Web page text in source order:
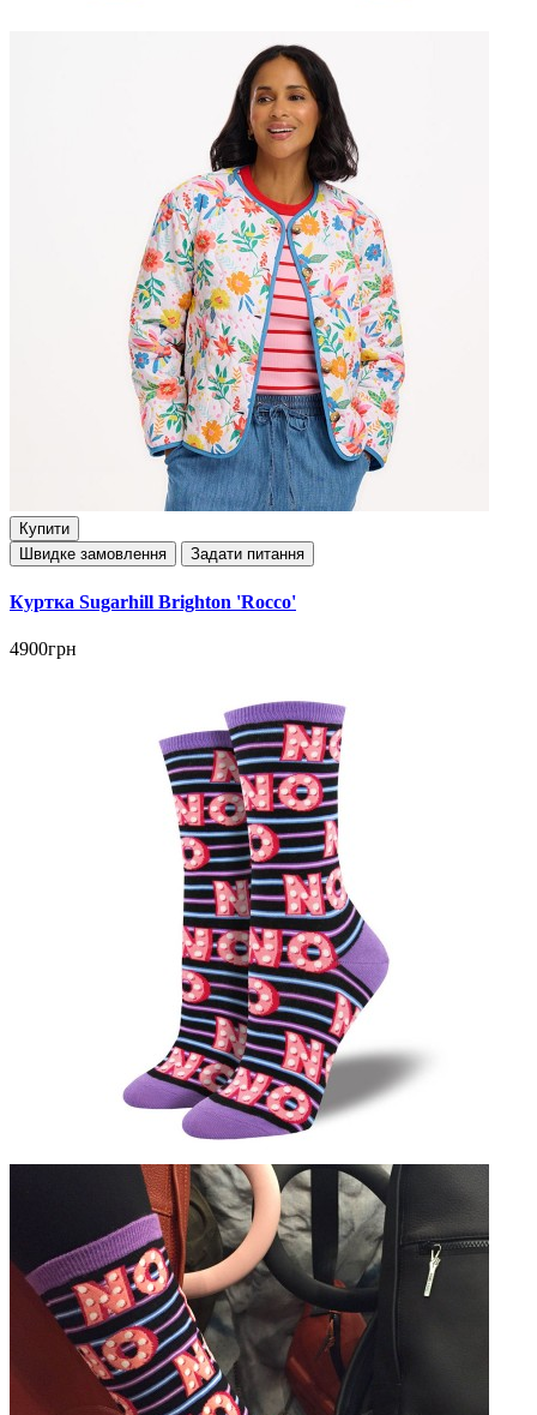
Купити
Швидке замовлення
Задати питання
Куртка Sugarhill Brighton 'Rocco'
4900грн